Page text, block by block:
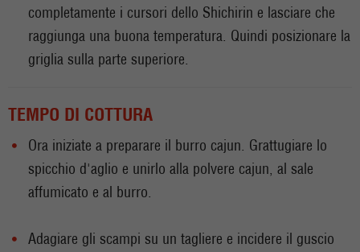
completamente i cursori dello Shichirin e lasciare che
raggiunga una buona temperatura. Quindi posizionare la
griglia sulla parte superiore.
TEMPO DI COTTURA
Ora iniziate a preparare il burro cajun. Grattugiare lo
spicchio d'aglio e unirlo alla polvere cajun, al sale
affumicato e al burro.
Adagiare gli scampi su un tagliere e incidere il guscio